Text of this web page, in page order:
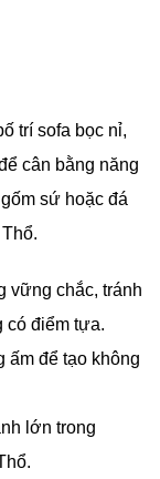
trí sofa bọc nỉ,
cân bằng năng
sứ hoặc đá
vững chắc, tránh
có điểm tựa.
ấm để tạo không
lớn trong